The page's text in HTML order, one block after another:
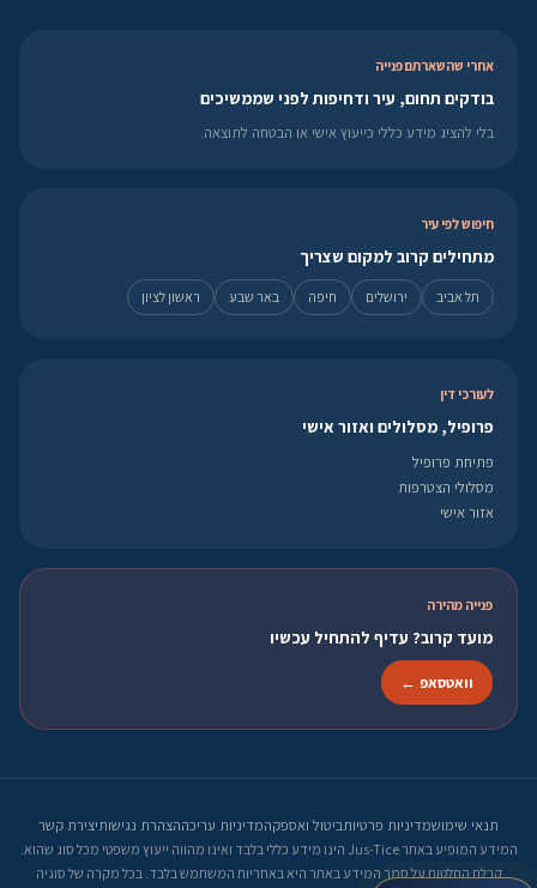
אחרי שהשארתם פנייה
בודקים תחום, עיר ודחיפות לפני שממשיכים
בלי להציג מידע כללי כייעוץ אישי או הבטחה לתוצאה.
חיפוש לפי עיר
מתחילים קרוב למקום שצריך
תל אביב ירושלים חיפה באר שבע ראשון לציון
לעורכי דין
פרופיל, מסלולים ואזור אישי
פתיחת פרופיל
מסלולי הצטרפות
אזור אישי
פנייה מהירה
מועד קרוב? עדיף להתחיל עכשיו
וואטסאפ ←
תנאי שימושמדיניות פרטיותביטול ואספקהמדיניות עריכההצהרת נגישותיצירת קשר
המידע המופיע באתר Jus-Tice הינו מידע כללי בלבד ואינו מהווה ייעוץ משפטי מכל סוג שהוא.
קבלת החלטות על סמך המידע באתר היא באחריות המשתמש בלבד. בכל מקרה של סוגיה